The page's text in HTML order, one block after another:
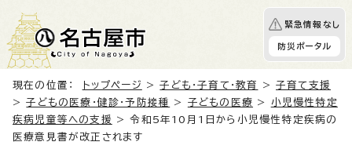
緊急情報なし
防災ポータル
現在の位置： トップページ >子ども・子育て・教育 >子育て支援
>子どもの医療・健診・予防接種 > 子どもの医療 > 小児慢性特定
疾病児童等への支援
> 令和5年10月1日から小児慢性特定疾病の
医療意見書が改正されます